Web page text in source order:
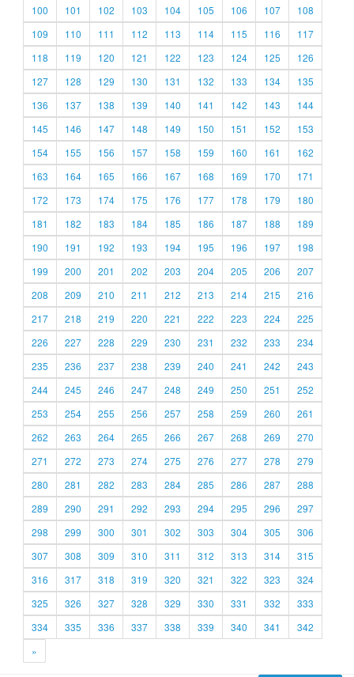
100
101 102 103 104 105 106 107
108
109
110 111 112 113 114 115 116
117
118
119 120 121 122 123 124 125
126
127
128 129 130 131 132 133 134
135
136
137 138 139 140 141 142 143
144
145
146 147 148 149 150 151 152
153
154
155 156 157 158 159 160 161
162
163
164 165 166 167 168 169 170
171
172
173 174 175 176 177 178 179
180
181
182 183 184 185 186 187 188
189
190
191 192 193 194 195 196 197
198
199
200 201 202 203 204 205 206
207
208
209 210 211 212 213 214 215
216
217
218 219 220 221 222 223 224
225
226
227 228 229 230 231 232 233
234
235
236 237 238 239 240 241 242
243
244
245 246 247 248 249 250 251
252
253
254 255 256 257 258 259 260
261
262
263 264 265 266 267 268 269
270
271
272 273 274 275 276 277 278
279
280
281 282 283 284 285 286 287
288
289
290 291 292 293 294 295 296
297
298
299 300 301 302 303 304 305
306
307
308 309 310 311 312 313 314
315
316
317 318 319 320 321 322 323
324
325
326 327 328 329 330 331 332
333
334
335 336 337 338 339 340 341
342
»